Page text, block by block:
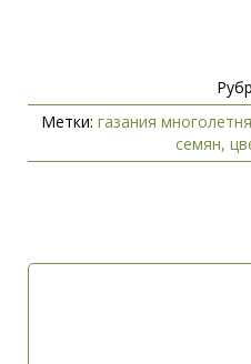
Метки: газания
семян,